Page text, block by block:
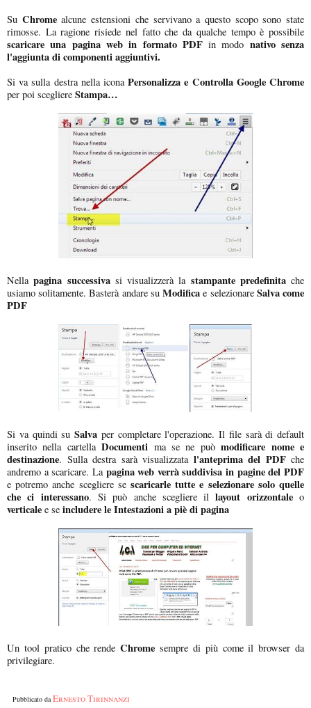
Su Chromealcune estensioni che servivano a questo scopo sono state
rimosse. La ragione risiede nel fatto che da qualche tempo è possibile
scaricare una pagina web in formato PDFin modo nativo senza
l'aggiunta di componenti aggiuntivi.
Si va sulla destra nella iconaPersonalizza e Controlla Google Chrome
per poi scegliere Stampa…
Nellapagina successivasi visualizzerà la stampante predefinitache
usiamo solitamente. Basterà andare suModifica e selezionare Salva come
PDF
Si va quindi su Salva per completare l'operazione. Il file sarà di default
inserito nella cartellaDocumenti ma se ne puòmodificare nome e
destinazione. Sulla destra sarà visualizzata l'anteprima del PDFche
andremo a scaricare. La pagina web verrà suddivisa in pagine del PDF
e potremo anche scegliere se scaricarle tutte e selezionare solo quelle
che ci interessano. Si può anche scegliere illayout orizzontaleo
verticale e se includere le Intestazioni a piè di pagina
Un tool pratico che rendeChrome sempre di più come il browser da
privilegiare.
Pubblicato daErnesto Tirinnanzi